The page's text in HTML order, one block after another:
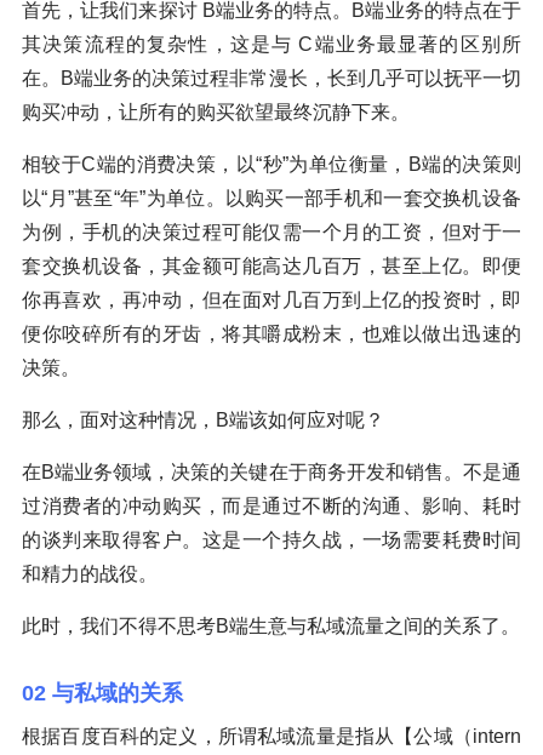
首先，让我们来探讨 B端业务的特点。B端业务的特点在于
其决策流程的复杂性，这是与 C端业务最显著的区别所
在。B端业务的决策过程非常漫长，长到几乎可以抚平一切
购买冲动，让所有的购买欲望最终沉静下来。
相较于C端的消费决策，以“秒”为单位衡量，B端的决策则
以“月”甚至“年”为单位。以购买一部手机和一套交换机设备
为例，手机的决策过程可能仅需一个月的工资，但对于一
套交换机设备，其金额可能高达几百万，甚至上亿。即便
你再喜欢，再冲动，但在面对几百万到上亿的投资时，即
便你咬碎所有的牙齿，将其嚼成粉末，也难以做出迅速的
决策。
那么，面对这种情况，B端该如何应对呢？
在B端业务领域，决策的关键在于商务开发和销售。不是通
过消费者的冲动购买，而是通过不断的沟通、影响、耗时
的谈判来取得客户。这是一个持久战，一场需要耗费时间
和精力的战役。
此时，我们不得不思考B端生意与私域流量之间的关系了。
02 与私域的关系
根据百度百科的定义，所谓私域流量是指从【公域（intern